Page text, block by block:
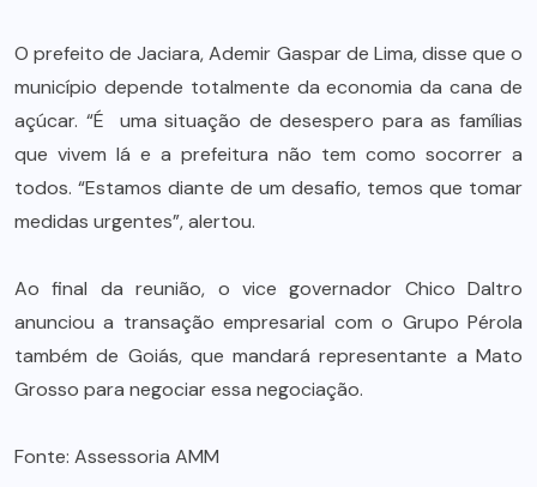
O prefeito de Jaciara, Ademir Gaspar de Lima, disse que o
município depende totalmente da economia da cana de
açúcar. “É uma situação de desespero para as famílias
que vivem lá e a prefeitura não tem como socorrer a
todos. “Estamos diante de um desafio, temos que tomar
medidas urgentes”, alertou.
Ao final da reunião, o vice governador Chico Daltro
anunciou a transação empresarial com o Grupo Pérola
também de Goiás, que mandará representante a Mato
Grosso para negociar essa negociação.
Fonte: Assessoria AMM